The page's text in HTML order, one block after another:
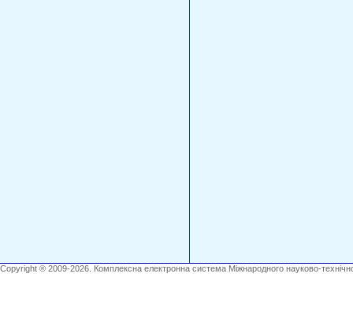
Copyright ® 2009-2026. Комплексна електронна система Міжнародного науково-